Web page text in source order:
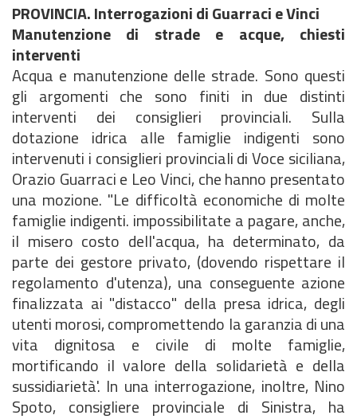
PROVINCIA. Interrogazioni di Guarraci e Vinci
Manutenzione di strade e acque, chiesti
interventi
Acqua e manutenzione delle strade. Sono questi
gli argomenti che sono finiti in due distinti
interventi dei consiglieri provinciali. Sulla
dotazione idrica alle famiglie indigenti sono
intervenuti i consiglieri provinciali di Voce siciliana,
Orazio Guarraci e Leo Vinci, che hanno presentato
una mozione. "Le difficoltà economiche di molte
famiglie indigenti. impossibilitate a pagare, anche,
il misero costo dell'acqua, ha determinato, da
parte dei gestore privato, (dovendo rispettare il
regolamento d'utenza), una conseguente azione
finalizzata ai "distacco" della presa idrica, degli
utenti morosi, compromettendo la garanzia di una
vita dignitosa e civile di molte famiglie,
mortificando il valore della solidarietà e della
sussidiarietà'. In una interrogazione, inoltre, Nino
Spoto, consigliere provinciale di Sinistra, ha